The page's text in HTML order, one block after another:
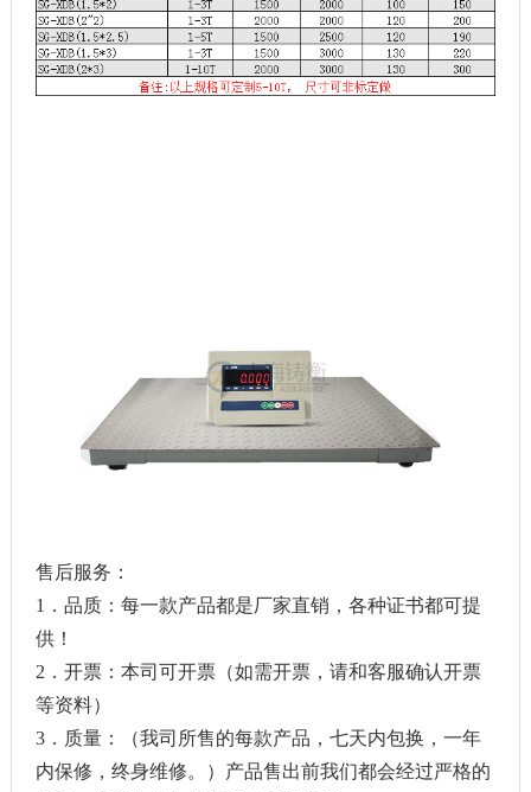
售后服务：
1．品质：每一款产品都是厂家直销，各种证书都可提
供！
2．开票：本司可开票（如需开票，请和客服确认开票
等资料）
3．质量：（我司所售的每款产品，七天内包换，一年
内保修，终身维修。）产品售出前我们都会经过严格的